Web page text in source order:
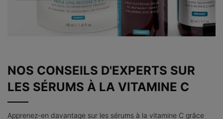
NOS CONSEILS D'EXPERTS SUR
LES SÉRUMS À LA VITAMINE C
Apprenez-en davantage sur les sérums à la vitamine C grâce